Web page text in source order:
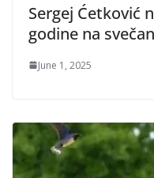
Sergej Ćetković
godine na
June 1, 2025